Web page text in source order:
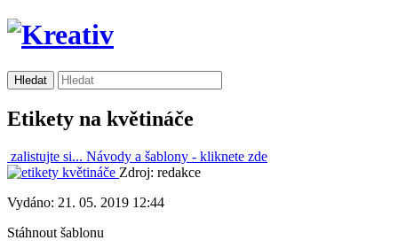
Etikety na květináče
zalistujte si... Návody a šablony - kliknete zde
Zdroj: redakce
Vydáno: 21. 05. 2019 12:44
Stáhnout šablonu